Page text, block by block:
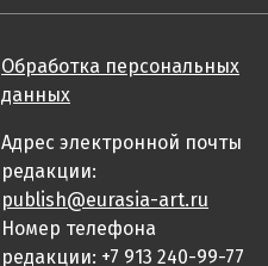
Обработка персональных
данных
Адрес электронной почты
редакции:
publish@eurasia-art.ru
Номер телефона
редакции: +7 913 240-99-77